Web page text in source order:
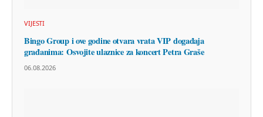
VIJESTI
Bingo Group i ove godine otvara vrata VIP događaja
građanima: Osvojite ulaznice za koncert Petra Graše
06.08.2026